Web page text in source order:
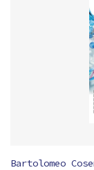
Bartolomeo